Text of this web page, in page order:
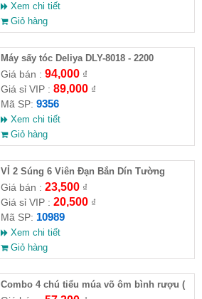
Xem chi tiết
Giỏ hàng
Máy sấy tóc Deliya DLY-8018 - 2200
Giá bán : 94,000₫
Giá sỉ VIP : 89,000₫
Mã SP: 9356
Xem chi tiết
Giỏ hàng
VỈ 2 Súng 6 Viên Đạn Bắn Dín Tường
Giá bán : 23,500₫
Giá sỉ VIP : 20,500₫
Mã SP: 10989
Xem chi tiết
Giỏ hàng
Combo 4 chú tiểu múa võ ôm bình rượu (